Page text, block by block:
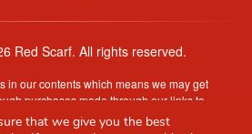
Red Scarf. All rights reserved.
in our contents which means we may get
purchases made through our links to
retailer sites.
that we give you the best